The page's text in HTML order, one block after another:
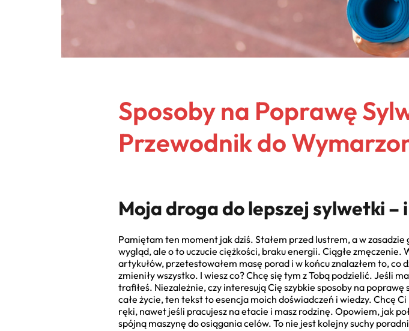
Sposoby na Poprawę
Przewodnik do
Moja droga do lepszej sylwetki –
Pamiętam ten moment jak dziś. Stałem przed lustrem, a w
wygląd, ale o to uczucie ciężkości, braku energii. Ciągłe
artykułów, przetestowałem masę porad i w końcu znalazłem to, co
zmieniły wszystko. I wiesz co? Chcę się tym z Tobą podzielić. Jeśli
trafiłeś. Niezależnie, czy interesują Cię szybkie sposoby na
całe życie, ten tekst to esencja moich doświadczeń i wiedzy. Chcę
ręki, nawet jeśli pracujesz na etacie i masz rodzinę. Opowiem, jak
spójną maszynę do osiągania celów. To nie jest kolejny suchy